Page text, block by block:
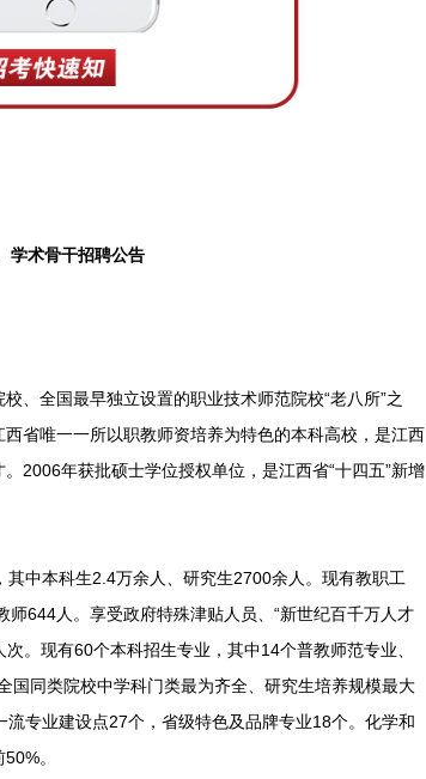
学术骨干招聘公告
全国最早独立设置的职业技术师范院校“老八所”之
省唯一一所以职教师资培养为特色的本科高校，是江西
2006年获批硕士学位授权单位，是江西省“十四五”新增
中本科生2.4万余人、研究生2700余人。现有教职工
644人。享受政府特殊津贴人员、“新世纪百千万人才
。现有60个本科招生专业，其中14个普教师范专业、
国同类院校中学科门类最为齐全、研究生培养规模最大
专业建设点27个，省级特色及品牌专业18个。化学和
。